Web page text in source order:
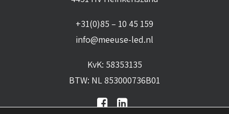
+31(0)85 – 10 45 159
info@meeuse-led.nl
KvK: 58353135
BTW: NL 853000736B01